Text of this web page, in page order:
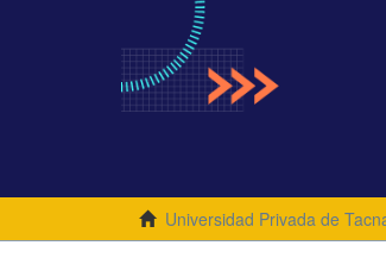
Universidad Privada de